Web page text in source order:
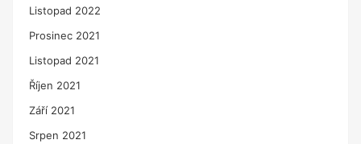
Listopad 2022
Prosinec 2021
Listopad 2021
Říjen 2021
Září 2021
Srpen 2021